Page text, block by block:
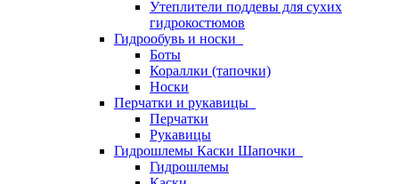
Утеплители поддевы для сухих
гидрокостюмов
Гидрообувь и носки
Боты
Кораллки (тапочки)
Носки
Перчатки и рукавицы
Перчатки
Рукавицы
Гидрошлемы Каски Шапочки
Гидрошлемы